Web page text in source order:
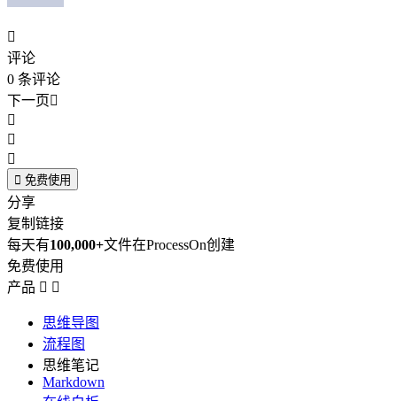

评论
0 条评论
下一页



 免费使用
分享
复制链接
每天有100,000+文件在ProcessOn创建
免费使用
产品  
思维导图
流程图
思维笔记
Markdown